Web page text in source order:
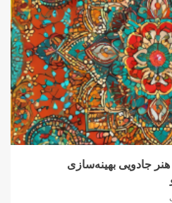
جادویی بهینه‌سازی